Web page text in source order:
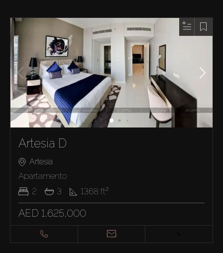
Artesia D
Artesia
Apartamento
2
3 1368 ft²
AED 1,625,000